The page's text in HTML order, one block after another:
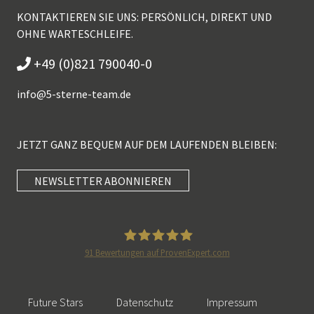
KONTAKTIEREN SIE UNS: PERSÖNLICH, DIREKT UND
OHNE WARTESCHLEIFE.
+49 (0)821 790040-0
info@5-sterne-team.de
JETZT GANZ BEQUEM AUF DEM LAUFENDEN BLEIBEN:
NEWSLETTER ABONNIEREN
91 Bewertungen auf ProvenExpert.com
Future Stars Datenschutz Impressum
SEHR GUT